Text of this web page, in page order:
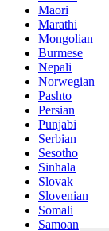
Maori
Marathi
Mongolian
Burmese
Nepali
Norwegian
Pashto
Persian
Punjabi
Serbian
Sesotho
Sinhala
Slovak
Slovenian
Somali
Samoan